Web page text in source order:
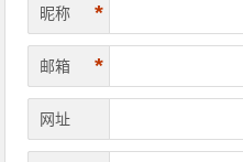
昵称 *
邮箱 *
网址